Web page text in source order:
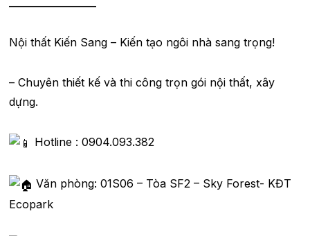
Nội thất Kiến Sang – Kiến tạo ngôi nhà sang trọng!
– Chuyên thiết kế và thi công trọn gói nội thất, xây
dựng.
Hotline : 0904.093.382
Văn phòng: 01S06 – Tòa SF2 – Sky Forest- KĐT
Ecopark